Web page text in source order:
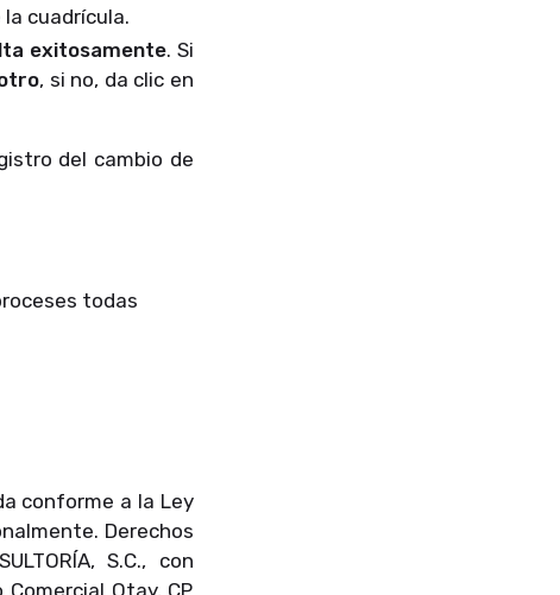
cuadrícula.
exitosamente. Si
, si no, da clic en
del cambio de
todas
conforme a la Ley
Derechos
S.C., con
Otay, CP